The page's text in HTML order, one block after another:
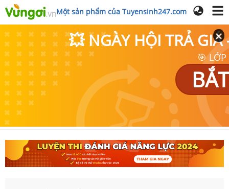
Một sản phẩm của Tuyensinh247.com
💥 NGÀY HỘI TRẢ GIÁ
🎯